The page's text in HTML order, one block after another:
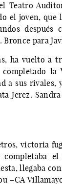
Teatro
el joven,
para
ha vuelto a
la
sus rivales,
Jerez.
victoria
completaba
llegaba
–CA